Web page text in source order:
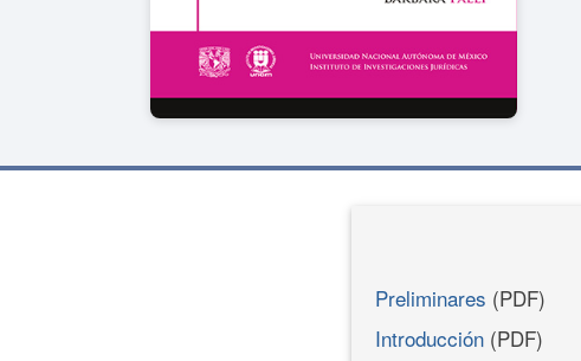
Preliminares (PDF)
Introducción (PDF)